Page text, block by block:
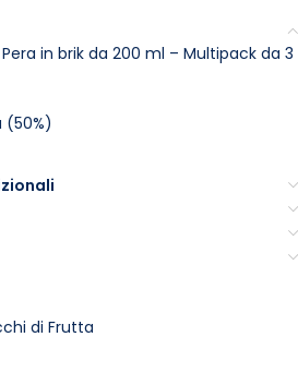
in brik da 200 ml – Multipack da 3
(50%)
di Frutta